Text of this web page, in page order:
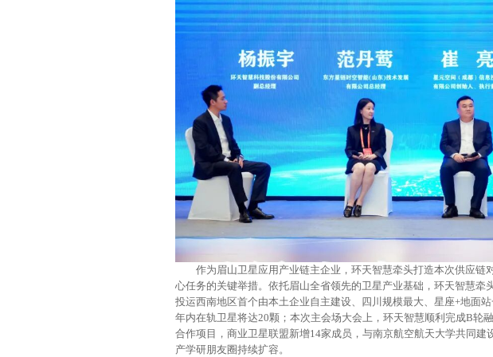
作为眉山卫星应用产业链主企业，环天智慧牵头打造本次供应
心任务的关键举措。依托眉山全省领先的卫星产业基础，环天智慧牵
投运西南地区首个由本土企业自主建设、四川规模最大、星座+地面
年内在轨卫星将达20颗；本次主会场大会上，环天智慧顺利完成B轮
合作项目，商业卫星联盟新增14家成员，与南京航空航天大学共同
产学研朋友圈持续扩容。